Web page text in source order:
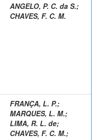
ANGELO, P. C. da S.;
CHAVES, F. C. M.
FRANÇA, L. P.;
MARQUES, L. M.;
LIMA, R. L. de;
CHAVES, F. C. M.;